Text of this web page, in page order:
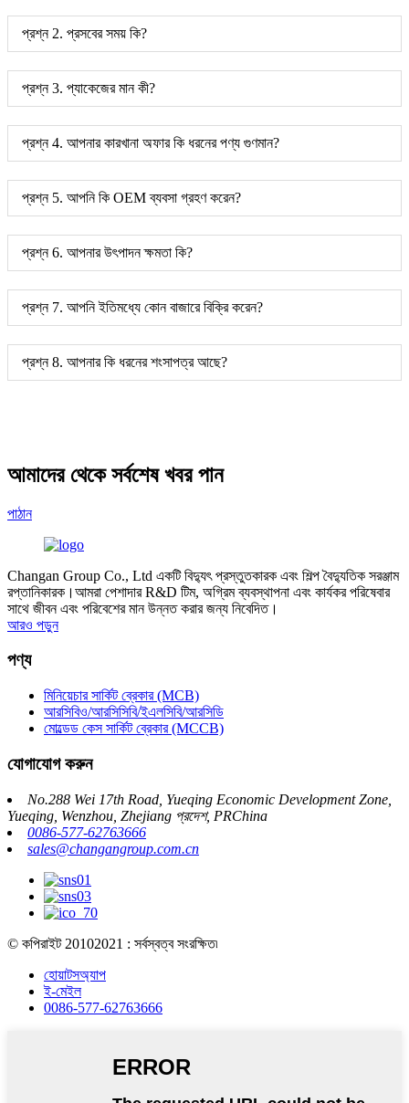
প্রশ্ন 2. প্রসবের সময় কি?
প্রশ্ন 3. প্যাকেজের মান কী?
প্রশ্ন 4. আপনার কারখানা অফার কি ধরনের পণ্য গুণমান?
প্রশ্ন 5. আপনি কি OEM ব্যবসা গ্রহণ করেন?
প্রশ্ন 6. আপনার উৎপাদন ক্ষমতা কি?
প্রশ্ন 7. আপনি ইতিমধ্যে কোন বাজারে বিক্রি করেন?
প্রশ্ন 8. আপনার কি ধরনের শংসাপত্র আছে?
আমাদের থেকে সর্বশেষ খবর পান
পাঠান
Changan Group Co., Ltd একটি বিদ্যুৎ প্রস্তুতকারক এবং শিল্প বৈদ্যুতিক সরঞ্জাম
রপ্তানিকারক।আমরা পেশাদার R&D টিম, অগ্রিম ব্যবস্থাপনা এবং কার্যকর পরিষেবার
সাথে জীবন এবং পরিবেশের মান উন্নত করার জন্য নিবেদিত।
আরও পড়ুন
পণ্য
মিনিয়েচার সার্কিট ব্রেকার (MCB)
আরসিবিও/আরসিসিবি/ইএলসিবি/আরসিডি
মোল্ডেড কেস সার্কিট ব্রেকার (MCCB)
যোগাযোগ করুন
No.288 Wei 17th Road, Yueqing Economic Development Zone,
Yueqing, Wenzhou, Zhejiang প্রদেশ, PRChina
0086-577-62763666
sales@changangroup.com.cn
© কপিরাইট 20102021 : সর্বস্বত্ব সংরক্ষিত৷
হোয়াটসঅ্যাপ
ই-মেইল
0086-577-62763666